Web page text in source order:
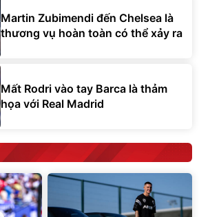
Martin Zubimendi đến Chelsea là
thương vụ hoàn toàn có thể xảy ra
Mất Rodri vào tay Barca là thảm
họa với Real Madrid